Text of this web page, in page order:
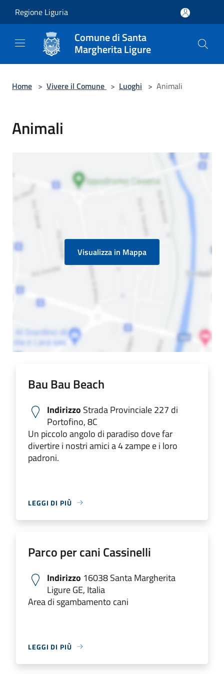
Regione Liguria
Comune di Santa
Margherita Ligure
Home > Vivere il Comune > Luoghi > Animali
Animali
Visualizza in Mappa
Bau Bau Beach
Indirizzo Strada Provinciale 227 di
Portofino, 8C
Un piccolo angolo di paradiso dove far
divertire i nostri amici a 4 zampe e i loro
padroni.
LEGGI DI PIÙ
Parco per cani Cassinelli
Indirizzo 16038 Santa Margherita
Ligure GE, Italia
Area di sgambamento cani
LEGGI DI PIÙ